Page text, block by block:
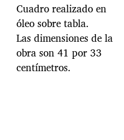
Cuadro realizado en
óleo sobre tabla.
Las dimensiones de la
obra son 41 por 33
centímetros.